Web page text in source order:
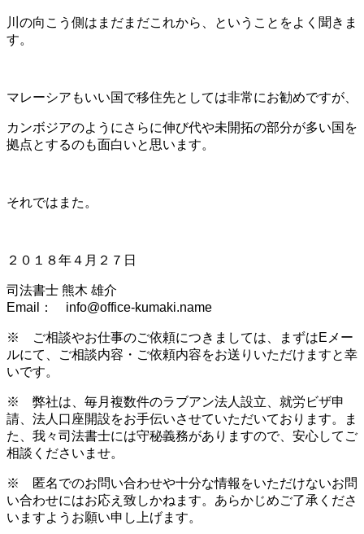
川の向こう側はまだまだこれから、ということをよく聞きま
す。
マレーシアもいい国で移住先としては非常にお勧めですが、
カンボジアのようにさらに伸び代や未開拓の部分が多い国を
拠点とするのも面白いと思います。
それではまた。
２０１８年４月２７日
司法書士 熊木 雄介
Email： info@office-kumaki.name
※ ご相談やお仕事のご依頼につきましては、まずはEメー
ルにて、ご相談内容・ご依頼内容をお送りいただけますと幸
いです。
※ 弊社は、毎月複数件のラブアン法人設立、就労ビザ申
請、法人口座開設をお手伝いさせていただいております。ま
た、我々司法書士には守秘義務がありますので、安心してご
相談くださいませ。
※ 匿名でのお問い合わせや十分な情報をいただけないお問
い合わせにはお応え致しかねます。あらかじめご了承くださ
いますようお願い申し上げます。